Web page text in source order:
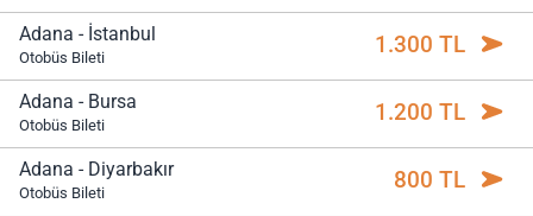
Adana - İstanbul
Otobüs Bileti 1.300 TL
Adana - Bursa
Otobüs Bileti 1.200 TL
Adana - Diyarbakır
Otobüs Bileti 800 TL